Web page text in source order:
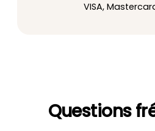
VISA,
Questions